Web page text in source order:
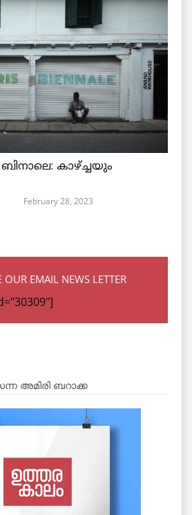
കാഴ്ച്ചയും
February 28, 2023
OUR EMAIL NEWS LETTER
അമിരി ബറാക്ക